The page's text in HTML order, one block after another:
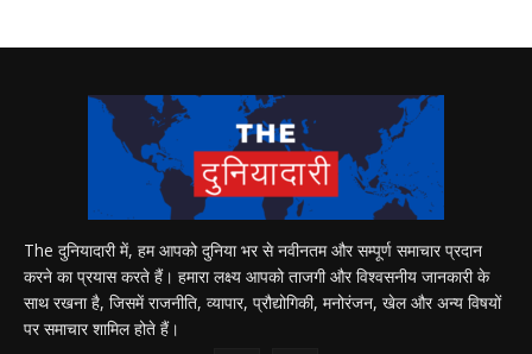
The दुनियादारी में, हम आपको दुनिया भर से नवीनतम और सम्पूर्ण समाचार प्रदान
करने का प्रयास करते हैं। हमारा लक्ष्य आपको ताजगी और विश्वसनीय जानकारी के
साथ रखना है, जिसमें राजनीति, व्यापार, प्रौद्योगिकी, मनोरंजन, खेल और अन्य विषयों
पर समाचार शामिल होते हैं।